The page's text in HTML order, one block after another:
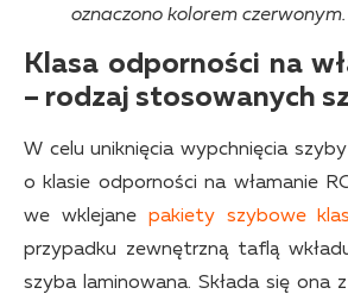
oznaczono kolorem czerwonym.
Klasa odporności na
– rodzaj stosowanych
W celu uniknięcia wypchnięcia
o klasie odporności na włamanie
we wklejane pakiety szybowe
przypadku zewnętrzną taflą
szyba laminowana. Składa się ona